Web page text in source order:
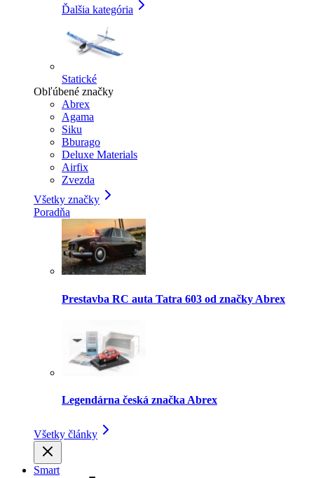
Ďalšia kategória
Statické
Obľúbené značky
Abrex
Agama
Siku
Bburago
Deluxe Materials
Airfix
Zvezda
Všetky značky
Poradňa
Prestavba RC auta Tatra 603 od značky Abrex
Legendárna česká značka Abrex
Všetky články
Smart